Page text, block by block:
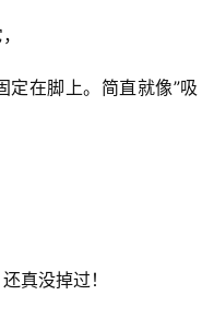
定在脚上。简直就像”吸
真没掉过！